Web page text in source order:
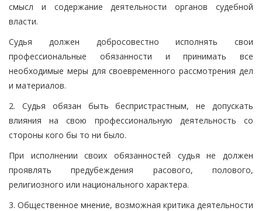
смысл и содержание деятельности органов судебной
власти.
Судья должен добросовестно исполнять свои
профессиональные обязанности и принимать все
необходимые меры для своевременного рассмотрения дел
и материалов.
2. Судья обязан быть беспристрастным, не допускать
влияния на свою профессиональную деятельность со
стороны кого бы то ни было.
При исполнении своих обязанностей судья не должен
проявлять предубеждения расового, полового,
религиозного или национального характера.
3. Общественное мнение, возможная критика деятельности